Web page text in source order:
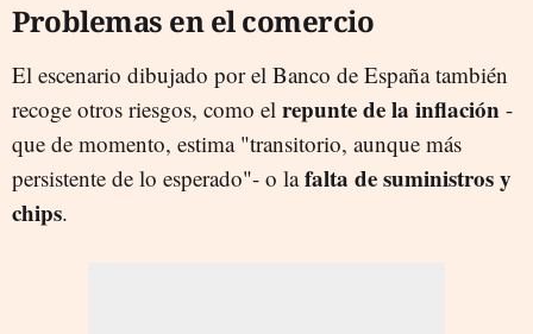
Problemas en el comercio
El escenario dibujado por el Banco de España también
recoge otros riesgos, como el repunte de la inflación -
que de momento, estima "transitorio, aunque más
persistente de lo esperado"- o lafalta de suministros y
chips.